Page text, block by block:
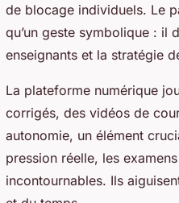
de blocage individuels. Le
qu’un geste symbolique : il
enseignants et la stratégie
La plateforme numérique
corrigés, des vidéos de
autonomie, un élément
pression réelle, les
incontournables. Ils